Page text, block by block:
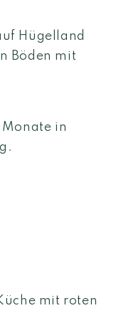
Hügelland
Böden mit
in
mit roten